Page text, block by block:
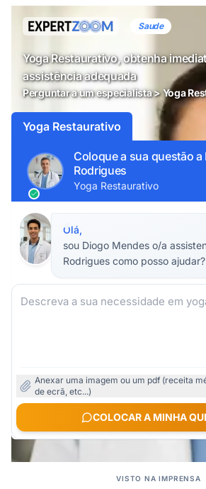
Saude
Yoga Restaurativo, obtenha
assistência adequada
Perguntar a um especialista > Yoga
Yoga Restaurativo
Coloque a sua questão a
Rodrigues
Yoga Restaurativo
Olá,
sou Diogo Mendes o/a
Rodrigues como posso ajudar?
Anexar uma imagem ou um pdf (receita
de ecrã, etc...)
COLOCAR A MINHA
VISTO NA IMPRENSA